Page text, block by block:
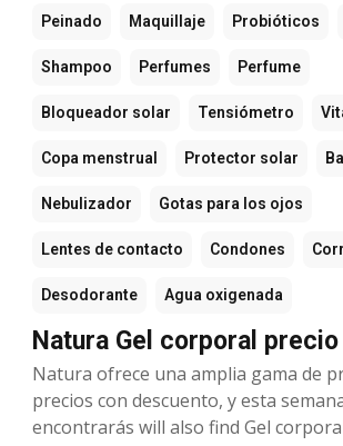
Peinado Maquillaje Probióticos
Shampoo Perfumes Perfume
Bloqueador solar Tensiómetro
Copa menstrual Protector solar
Nebulizador Gotas para los ojos
Lentes de contacto Condones
Desodorante Agua oxigenada
Natura Gel corporal precio
Natura ofrece una amplia gama de
precios con descuento, y esta
encontrarás will also find Gel